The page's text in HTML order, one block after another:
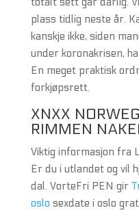
plass tidlig neste år.
kanskje ikke, siden
under koronakrisen,
En meget praktisk
forkjøpsrett.
XNXX
RIMMEN
Viktig informasjon fra
Er du i utlandet og vil
dal. VorteFri PEN gir
oslo sexdate i oslo